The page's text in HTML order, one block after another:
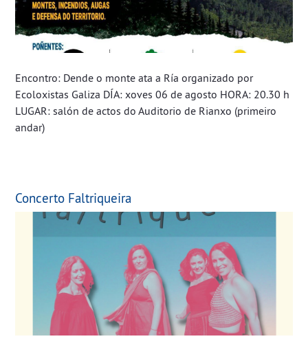
Encontro: Dende o monte ata a Ría organizado por
Ecoloxistas Galiza DÍA: xoves 06 de agosto HORA: 20.30 h
LUGAR: salón de actos do Auditorio de Rianxo (primeiro
andar)
Concerto Faltriqueira